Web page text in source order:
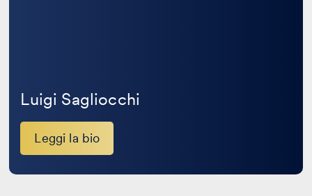
Luigi Sagliocchi
Leggi la bio